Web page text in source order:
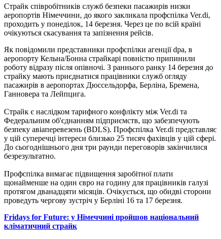
Страйк співробітників служб безпеки пасажирів низки
аеропортів Німеччини, до якого закликала профспілка Ver.di,
проходить у понеділок, 14 березня. Через це по всій країні
очікуються скасування та запізнення рейсів.
Як повідомили представники профспілки агенції dpa, в
аеропорту Кельна/Бонна страйкарі повністю припинили
роботу відразу після опівночі. З раннього ранку 14 березня до
страйку мають приєднатися працівники служб огляду
пасажирів в аеропортах Дюссельдорфа, Берліна, Бремена,
Ганновера та Лейпцига.
Страйк є наслідком тарифного конфлікту між Ver.di та
Федеральним об'єднанням підприємств, що забезпечують
безпеку авіаперевезень (BDLS). Профспілка Ver.di представляє
у цій суперечці інтереси близько 25 тисяч фахівців у цій сфері.
До сьогоднішнього дня три раунди переговорів закінчилися
безрезультатно.
Профспілка вимагає підвищення заробітної плати
щонайменше на один євро на годину для працівників галузі
протягом дванадцяти місяців. Очікується, що обидві сторони
проведуть чергову зустріч у Берліні 16 та 17 березня.
Fridays for Future: у Німеччині пройшов національний
кліматичний страйк